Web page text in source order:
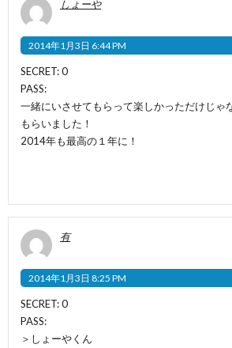
しょーや
2014年1月3日 6:44 PM
SECRET: 0
PASS:
一緒にいさせてもらって楽しかっただけじゃ
もらいました！
2014年も最高の１年に！
有
2014年1月3日 8:25 PM
SECRET: 0
PASS:
＞しょーやくん